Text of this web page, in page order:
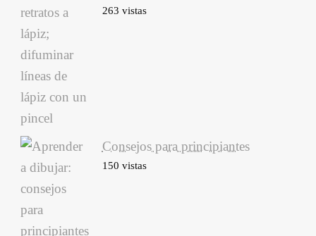
263 vistas
Consejos para principiantes
150 vistas